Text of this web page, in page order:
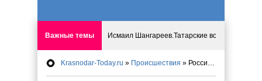
Важные темы Исмаил Шангареев.Татарские встречи на
Программа «Мир без слёз» впервые в Анапе:
Krasnodar-Today.ru » Происшествия » Россияне начали продавать почки для оплаты кредитов